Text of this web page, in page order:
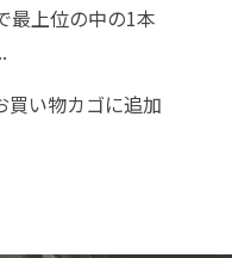
最上位の中の1本
買い物カゴに追加